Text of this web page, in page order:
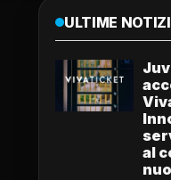
ULTIME
al